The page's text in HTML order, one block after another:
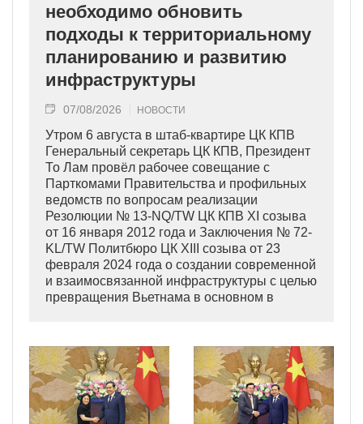
необходимо обновить
подходы к территориальному
планированию и развитию
инфраструктуры
07/08/2026 НОВОСТИ
Утром 6 августа в штаб-квартире ЦК КПВ
Генеральный секретарь ЦК КПВ, Президент
То Лам провёл рабочее совещание с
Парткомами Правительства и профильных
ведомств по вопросам реализации
Резолюции № 13-NQ/TW ЦК КПВ XI созыва
от 16 января 2012 года и Заключения № 72-
KL/TW Политбюро ЦК XIII созыва от 23
февраля 2024 года о создании современной
и взаимосвязанной инфраструктуры с целью
превращения Вьетнама в основном в